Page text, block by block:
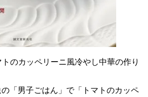
トのカッペリーニ風冷やし中華の作り
「男子ごはん」で「トマトのカッペ